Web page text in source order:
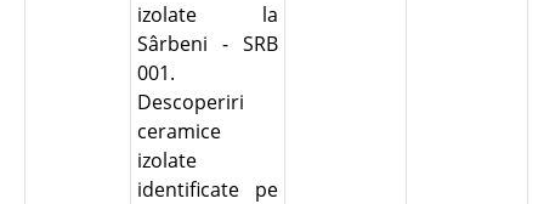
izolate la
Sârbeni - SRB
001.
Descoperiri
ceramice
izolate
identificate pe